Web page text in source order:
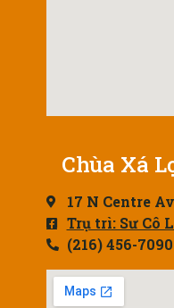
Chùa Xá
17 N Centre
Trụ trì: Sư Cô
(216) 456-7090